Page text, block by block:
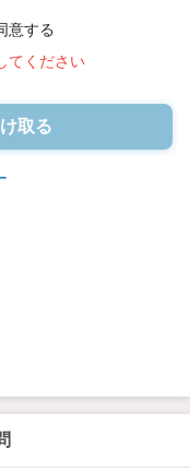
意する
てください
取る